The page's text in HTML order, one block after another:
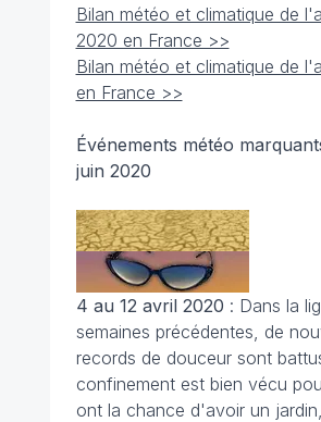
Bilan météo et climatique de
2020 en France >>
Bilan météo et climatique de
en France >>
Événements météo
juin 2020
4 au 12 avril 2020 : Dans la
semaines précédentes, de
records de douceur sont
confinement est bien vécu
ont la chance d'avoir un